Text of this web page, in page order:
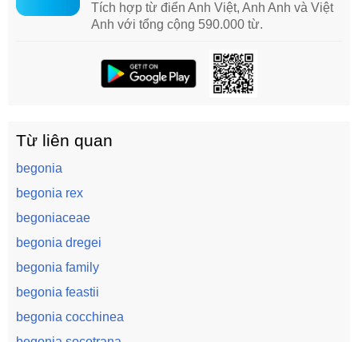
Tích hợp từ điển Anh Việt, Anh Anh và Việt
Anh với tổng cộng 590.000 từ.
Từ liên quan
begonia
begonia rex
begoniaceae
begonia dregei
begonia family
begonia feastii
begonia cocchinea